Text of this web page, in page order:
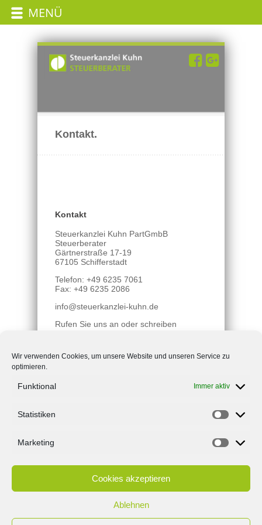
Wir verwenden Cookies, um unsere Website und unseren Service zu
optimieren.
Funktional Immer aktiv
Statistiken
Marketing
Cookies akzeptieren
Ablehnen
Kontakt.
Kontakt
Steuerkanzlei Kuhn PartGmbB
Steuerberater
Gärtnerstraße 17-19
67105 Schifferstadt
Telefon: +49 6235 7061
Fax: +49 6235 2086
info@steuerkanzlei-kuhn.de
Rufen Sie uns an oder schreiben
Montag bis Donnerstag 7:30-
MENÜ